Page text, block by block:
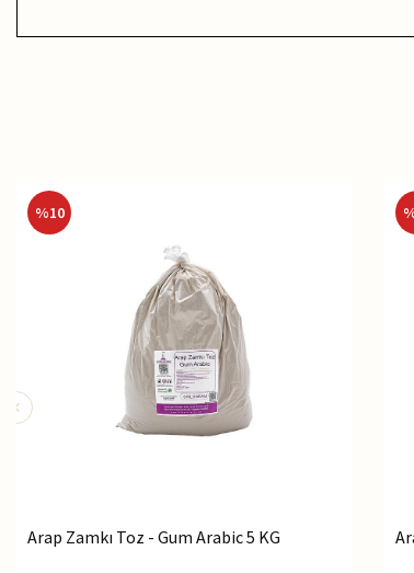
%10
Arap Zamkı Toz - Gum Arabic 5 KG